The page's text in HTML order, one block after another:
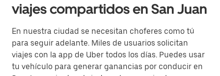
viajes compartidos en San Juan
En nuestra ciudad se necesitan choferes como tú
para seguir adelante. Miles de usuarios solicitan
viajes con la app de Uber todos los días. Puedes usar
tu vehículo para generar ganancias por conducir en